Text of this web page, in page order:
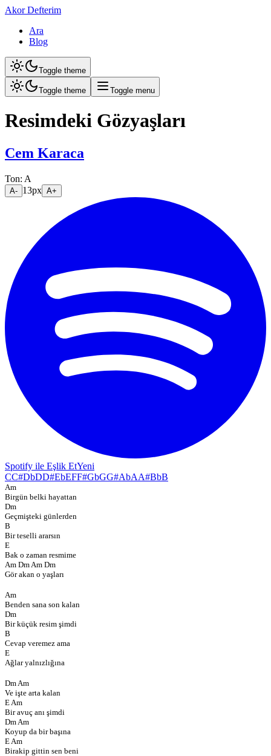
Akor Defterim
Ara
Blog
Toggle theme
Toggle theme Toggle menu
Resimdeki Gözyaşları
Cem Karaca
Ton: A
A- 13px A+
Spotify ile Eşlik EtYeni
CC#DbDD#EbEFF#GbGG#AbAA#BbB
Am
Birgün belki hayattan
Dm
Geçmişteki günlerden
B
Bir teselli ararsın
E
Bak o zaman resmime
Am Dm Am Dm
Gör akan o yaşları
Am
Benden sana son kalan
Dm
Bir küçük resim şimdi
B
Cevap veremez ama
E
Ağlar yalnızlığına
Dm Am
Ve işte arta kalan
E Am
Bir avuç anı şimdi
Dm Am
Koyup da bir başına
E Am
Birakip gittin sen beni